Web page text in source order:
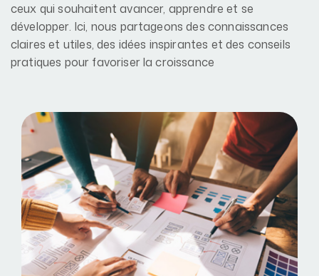
ceux qui souhaitent avancer, apprendre et se
développer. Ici, nous partageons des connaissances
claires et utiles, des idées inspirantes et des conseils
pratiques pour favoriser la croissance